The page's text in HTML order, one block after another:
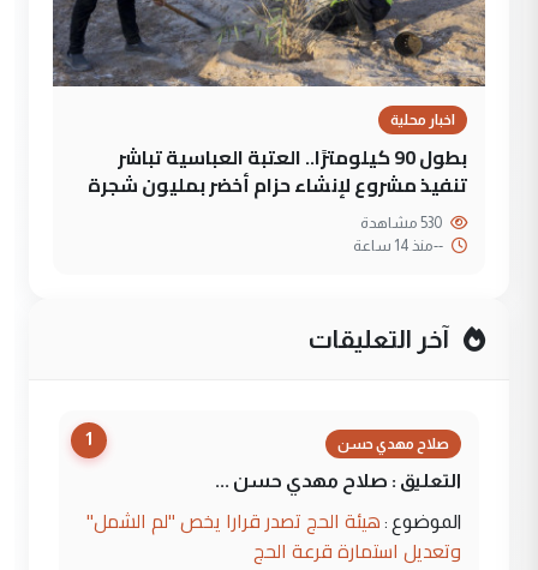
اخبار محلية
بطول 90 كيلومترًا.. العتبة العباسية تباشر
تنفيذ مشروع لإنشاء حزام أخضر بمليون شجرة
--منذ 14 ساعة
آخر التعليقات
1 صلاح مهدي حسن
التعليق : صلاح مهدي حسن ...
الموضوع : هيئة الحج تصدر قرارا يخص "لم الشمل"
وتعديل استمارة قرعة الحج